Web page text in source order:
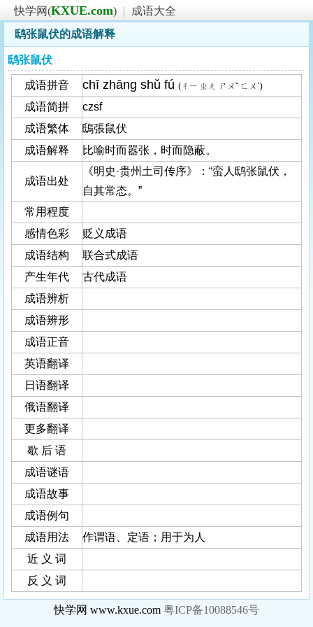
快学网(KXUE.com) |
成语大全
鸱张鼠伏的成语解释
鸱张鼠伏
成语拼音 chī zhāng shǔ fú (ㄔㄧ ㄓㄤ ㄕㄨˇ ㄈㄨˊ)
成语简拼
czsf
成语繁体
鴟張鼠伏
成语解释
比喻时而嚣张，时而隐蔽。
成语出处
《明史·贵州土司传序》：“蛮人鸱张鼠伏，
自其常态。”
常用程度
感情色彩
贬义成语
成语结构
联合式成语
产生年代
古代成语
成语辨析
成语辨形
成语正音
英语翻译
日语翻译
俄语翻译
更多翻译
歇 后 语
成语谜语
成语故事
成语例句
成语用法
作谓语、定语；用于为人
近 义 词
反 义 词
快学网 www.kxue.com 粤ICP备10088546号